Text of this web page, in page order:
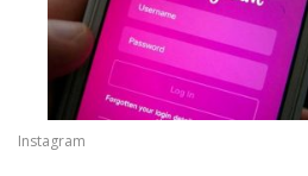
Instagram